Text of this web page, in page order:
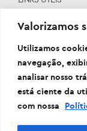
Valorizamos
Utilizamos
navegação,
analisar nosso
está ciente da
com nossa
prefeitura.rio